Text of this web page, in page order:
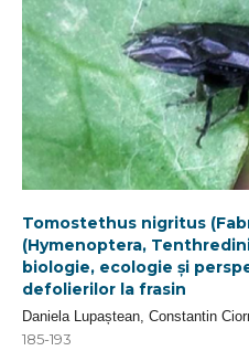
Tomostethus nigritus
(Hymenoptera,
biologie, ecologie și
defolierilor la frasin
Daniela Lupaștean, Constantin
185-193